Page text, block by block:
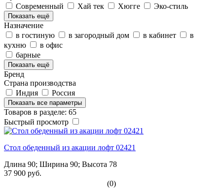
Современный
Хай тек Хюгге Эко-стиль
Показать ещё
Назначение
в гостиную
в загородный дом в кабинет
в
кухню
в офис
барные
Показать ещё
Бренд
Страна производства
Индия
Россия
Показать все параметры
Товаров в разделе: 65
Быстрый просмотр
Стол обеденный из акации лофт 02421
Длина 90; Ширина 90; Высота 78
37 900 руб.
(0)